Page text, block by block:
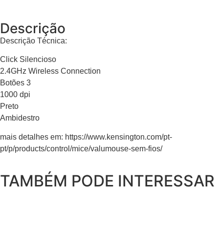
Descrição
Descrição Técnica:
Click Silencioso
2.4GHz Wireless Connection
Botões 3
1000 dpi
Preto
Ambidestro
mais detalhes em: https://www.kensington.com/pt-
pt/p/products/control/mice/valumouse-sem-fios/
TAMBÉM PODE INTERESSAR